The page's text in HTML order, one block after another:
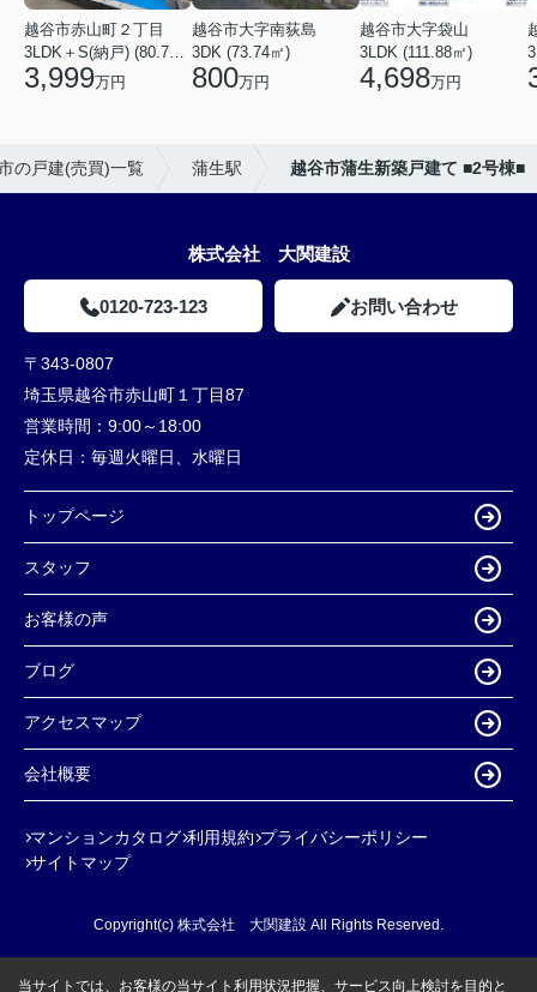
越谷市赤山町２丁目
3,999万円
越谷市大字南荻島
3DK (73.74㎡)
800万円
越谷市大字袋山
3LDK (111.88㎡)
4,698万円
の戸建(売買)一覧 蒲生駅 越谷市蒲生新築戸建て ■2号棟■
株式会社 大関建設
0120-723-123 お問い合わせ
〒343-0807
埼玉県越谷市赤山町１丁目87
営業時間： 9:00～18:00
定休日： 毎週火曜日、水曜日
トップページ
スタッフ
お客様の声
ブログ
アクセスマップ
会社概要
マンションカタログ 利用規約 プライバシーポリシー
サイトマップ
Copyright(c) 株式会社 大関建設 All Rights Reserved.
当サイトでは、お客様の当サイト利用状況把握、サービス向上検討を目的と